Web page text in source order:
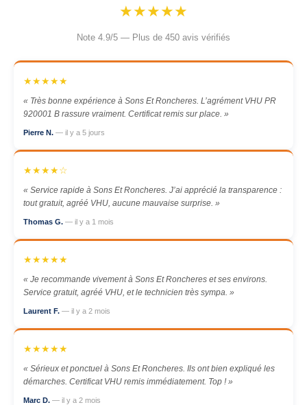
★★★★★
Note 4.9/5 — Plus de 450 avis vérifiés
★★★★★
« Très bonne expérience à Sons Et Roncheres. L’agrément VHU PR
920001 B rassure vraiment. Certificat remis sur place. »
Pierre N. — il y a 5 jours
★★★★☆
« Service rapide à Sons Et Roncheres. J’ai apprécié la transparence :
tout gratuit, agréé VHU, aucune mauvaise surprise. »
Thomas G. — il y a 1 mois
★★★★★
« Je recommande vivement à Sons Et Roncheres et ses environs.
Service gratuit, agréé VHU, et le technicien très sympa. »
Laurent F. — il y a 2 mois
★★★★★
« Sérieux et ponctuel à Sons Et Roncheres. Ils ont bien expliqué les
démarches. Certificat VHU remis immédiatement. Top ! »
Marc D. — il y a 2 mois